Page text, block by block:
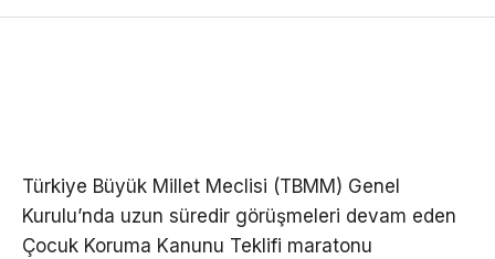
Türkiye Büyük Millet Meclisi (TBMM) Genel
Kurulu’nda uzun süredir görüşmeleri devam eden
Çocuk Koruma Kanunu Teklifi maratonu